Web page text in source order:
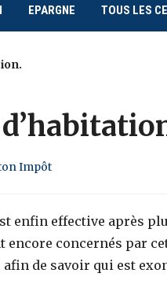
EPARGNE TOUS LES
Impôt
enfin effective après
concernés par
de savoir qui est